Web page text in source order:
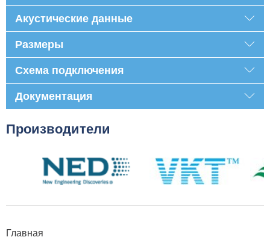
Акустические данные
Размеры
Схема подключения
Документация
Производители
Главная